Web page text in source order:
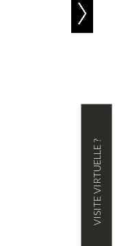
VISITE VIRTUELLE ?